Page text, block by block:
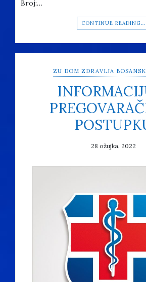
Broj:…
CONTINUE READING…
ZU DOM ZDRAVLJA
28 ožujka, 2022